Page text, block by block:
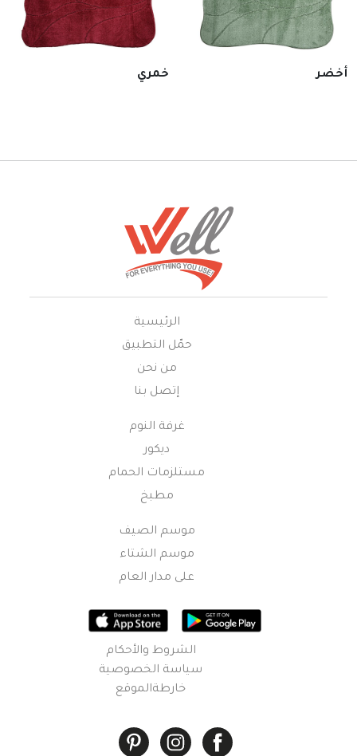
أخضر خمري
الرئيسية
حمّل التطبيق
من نحن
إتصل بنا
غرفة النوم
ديكور
مستلزمات الحمام
مطبخ
موسم الصيف
موسم الشتاء
على مدار العام
الشروط والأحكام
سياسة الخصوصية
خارطةالموقع